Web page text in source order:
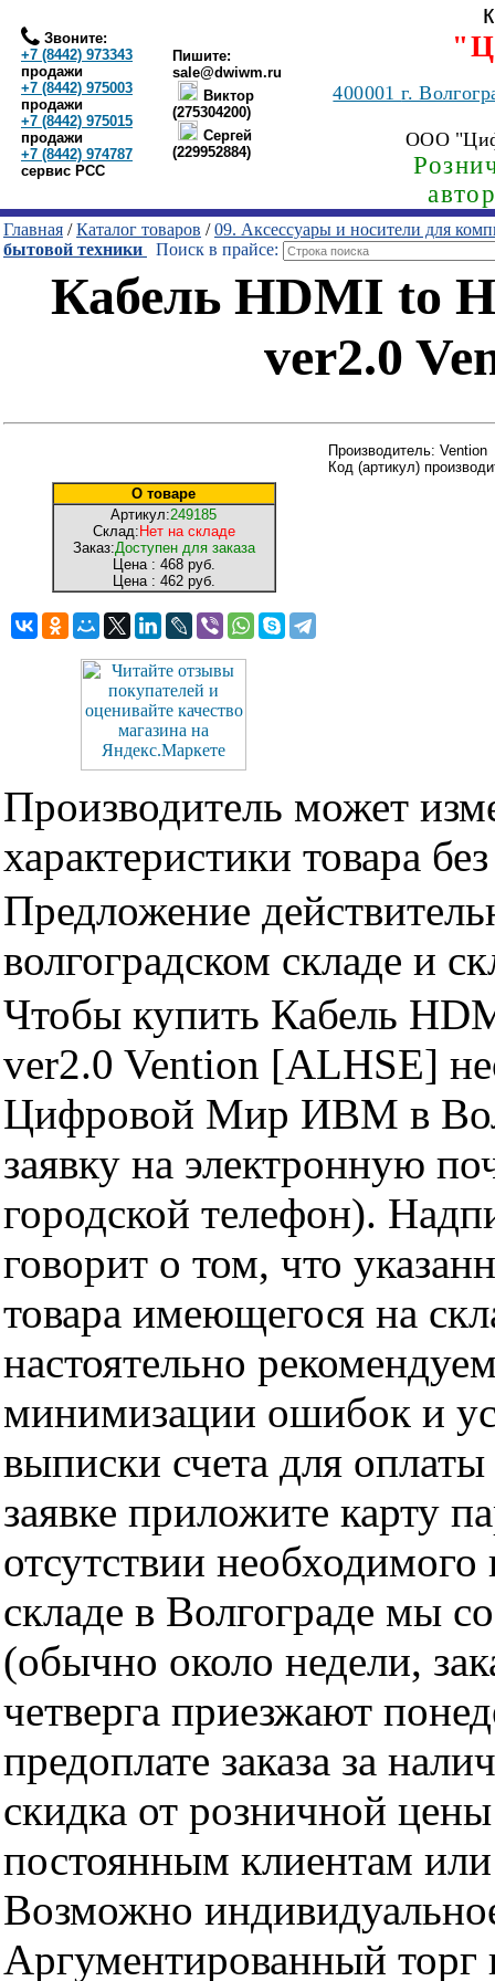
Звоните:
+7 (8442) 973343
продажи
+7 (8442) 975003
продажи
+7 (8442) 975015
продажи
+7 (8442) 974787
сервис РСС
Пишите:
sale@dwiwm.ru
Виктор
(275304200)
Сергей
(229952884)
400001г.
ООО
Главная /Каталог товаров /09. Аксессуары и носители для
бытовой техники
Поиск в прайсе:
Кабель HDMI to
ver2.0
О товаре
Артикул:249185
Склад: Нет на складе
Заказ:Доступен для заказа
Цена : 468 руб.
Цена : 462 руб.
Производитель: Vention
Код (артикул)
Производитель может
характеристики товара
Предложение
волгоградском складе и
Чтобы купить Кабель
ver2.0 Vention [ALHSE]
Цифровой Мир ИВМ в
заявку на электронную
городской телефон).
говорит о том, что
товара имеющегося на
настоятельно
минимизации ошибок и
выписки счета для
заявке приложите карту
отсутствии
складе в Волгограде мы
(обычно около недели,
четверга приезжают
предоплате заказа за
скидка от розничной
постоянным клиентам
Возможно
Аргументированный торг